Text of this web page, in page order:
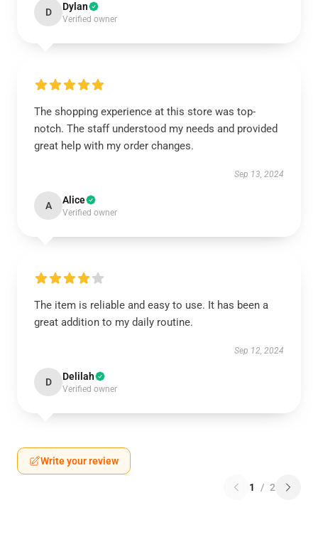
D Dylan
Verified owner
The shopping experience at this store was top-
notch. The staff understood my needs and provided
great help with my order changes.
Sep 13, 2024
A Alice
Verified owner
The item is reliable and easy to use. It has been a
great addition to my daily routine.
Sep 12, 2024
D Delilah
Verified owner
Write your review
1 / 2